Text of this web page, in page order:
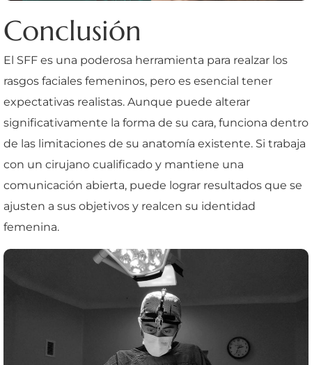
Conclusión
El SFF es una poderosa herramienta para realzar los
rasgos faciales femeninos, pero es esencial tener
expectativas realistas. Aunque puede alterar
significativamente la forma de su cara, funciona dentro
de las limitaciones de su anatomía existente. Si trabaja
con un cirujano cualificado y mantiene una
comunicación abierta, puede lograr resultados que se
ajusten a sus objetivos y realcen su identidad
femenina.